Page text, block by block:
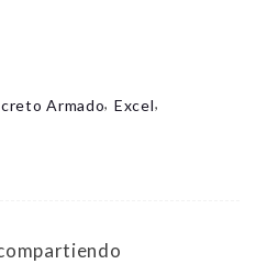
Armado, Excel,